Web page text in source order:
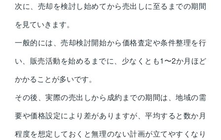
次に、売却を検討し始めてから売出しに至るまでの期間
を見ていきます。
一般的には、売却検討開始から価格査定や条件整理を行
い、販売活動を始めるまでに、少なくとも1〜2か月ほど
かかることが多いです。
その後、実際の売出しから成約までの期間は、地域の需
要や価格設定により差がありますが、平均すると数か月
程度を想定しておくと無理のない計画が立てやすくなり